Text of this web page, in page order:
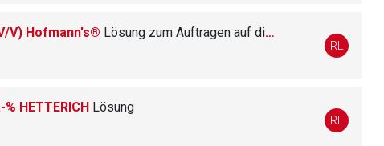
V) Hofmann's® Lösung zum Auftragen auf die Haut und zur Bereitung von Umschlägen
RL
HETTERICH Lösung
RL
liste.de